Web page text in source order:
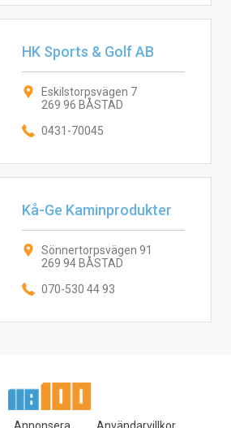
HK Sports & Golf AB
Eskilstorpsvägen 7
269 96 BÅSTAD
0431-70045
Kå-Ge Kaminprodukter
Sönnertorpsvägen 91
269 94 BÅSTAD
070-530 44 93